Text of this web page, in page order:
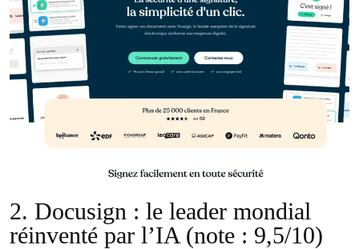
2. Docusign : le leader mondial
réinventé par l’IA (note : 9,5/10)